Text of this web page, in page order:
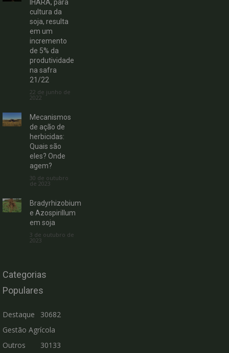
IHARA, para
cultura da
soja, resulta
em um
incremento
de 5% da
produtividade
na safra
21/22
22 de junho de
2022
Mecanismos
de ação de
herbicidas:
Quais são
eles? Onde
agem?
30 de outubro
de 2023
Bradyrhizobium
e Azospirillum
em soja
3 de outubro de
2023
Categorias
Populares
Destaque
30682
Gestão Agrícola
30133
Outros